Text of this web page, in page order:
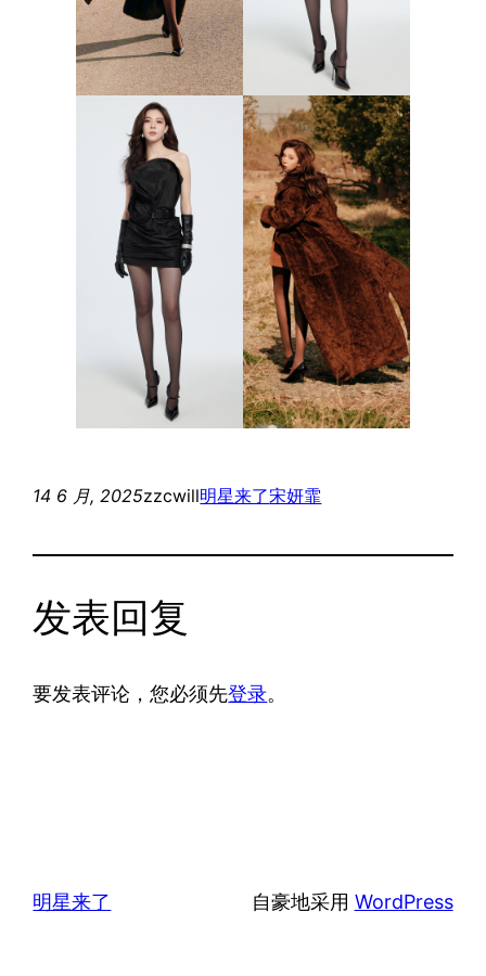
14 6 月, 2025zzcwill明星来了宋妍霏
发表回复
要发表评论，您必须先登录。
明星来了 自豪地采用 WordPress